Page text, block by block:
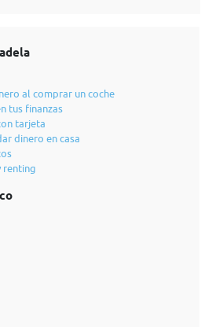
al comprar un coche
tus finanzas
tarjeta
dinero en casa
renting